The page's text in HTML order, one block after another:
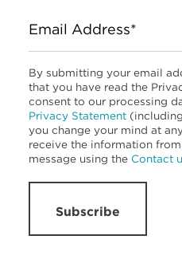
Email Address*
By submitting your email
that you have read the
consent to our processing
Privacy Statement
you change your mind at
receive the information from
message using the Contact
Subscribe